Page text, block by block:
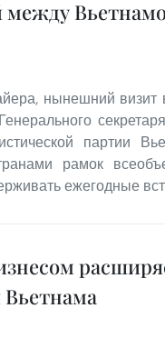
между
нынешний визит
партии
рамок
ежегодные
Вьетнама